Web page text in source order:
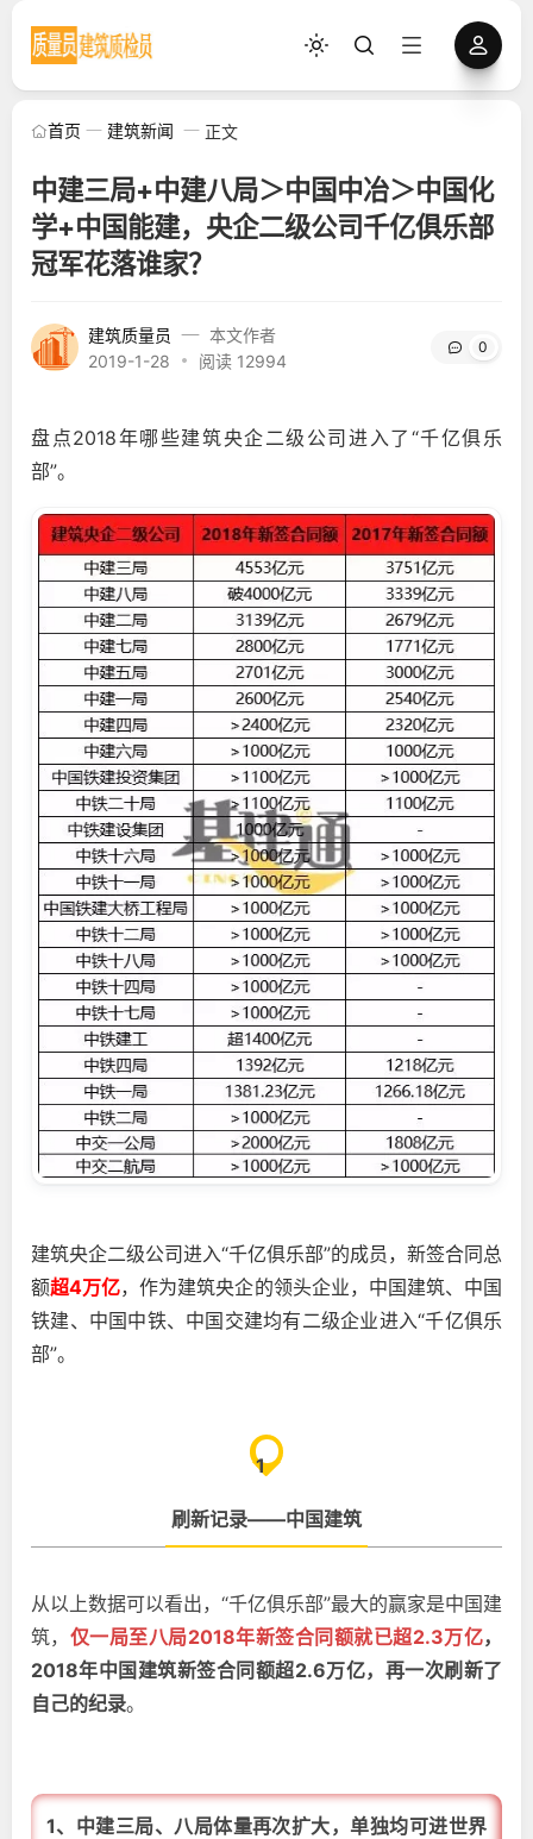
首页 建筑新闻 正文
中建三局+中建八局＞中国中冶＞中国化
学+中国能建，央企二级公司千亿俱乐部
冠军花落谁家？
建筑质量员
本文作者
2019-1-28
阅读 12994
0
盘点2018年哪些建筑央企二级公司进入了“千亿俱乐
部”。
建筑央企二级公司进入“千亿俱乐部”的成员，新签合同总
额超4万亿，作为建筑央企的领头企业，中国建筑、中国
铁建、中国中铁、中国交建均有二级企业进入“千亿俱乐
部”。
1
刷新记录——中国建筑
从以上数据可以看出，“千亿俱乐部”最大的赢家是中国建
筑， 仅一局至八局2018年新签合同额就已超2.3万亿，
2018年中国建筑新签合同额超2.6万亿，再一次刷新了
自己的纪录。
1、中建三局、八局体量再次扩大，单独均可进世界